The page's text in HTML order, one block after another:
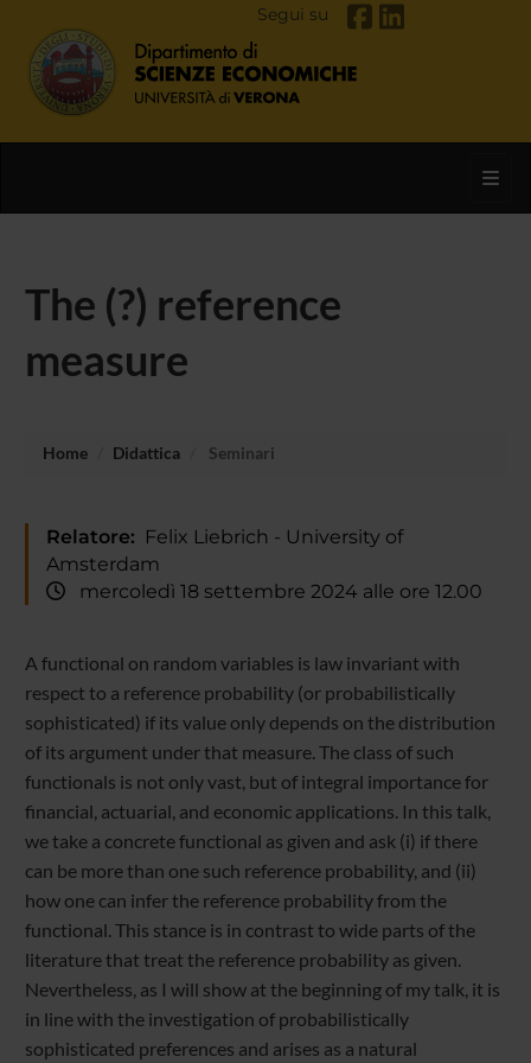
Segui su
The (?) reference
measure
Home Didattica Seminari
Relatore: Felix Liebrich - University of
Amsterdam
mercoledì 18 settembre 2024 alle ore 12.00
A functional on random variables is law invariant with
respect to a reference probability (or probabilistically
sophisticated) if its value only depends on the distribution
of its argument under that measure. The class of such
functionals is not only vast, but of integral importance for
financial, actuarial, and economic applications. In this talk,
we take a concrete functional as given and ask (i) if there
can be more than one such reference probability, and (ii)
how one can infer the reference probability from the
functional. This stance is in contrast to wide parts of the
literature that treat the reference probability as given.
Nevertheless, as I will show at the beginning of my talk, it is
in line with the investigation of probabilistically
sophisticated preferences and arises as a natural